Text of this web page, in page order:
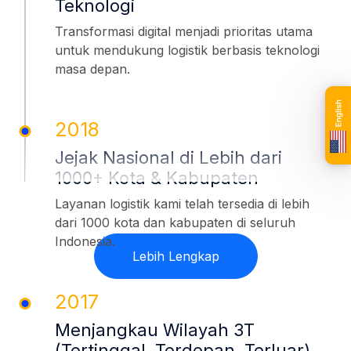
Teknologi
Transformasi digital menjadi prioritas utama
untuk mendukung logistik berbasis teknologi
masa depan.
2018
Jejak Nasional di Lebih dari
1000+ Kota & Kabupaten
Layanan logistik kami telah tersedia di lebih
dari 1000 kota dan kabupaten di seluruh
Indonesia.
2017
Menjangkau Wilayah 3T
Lebih Lengkap